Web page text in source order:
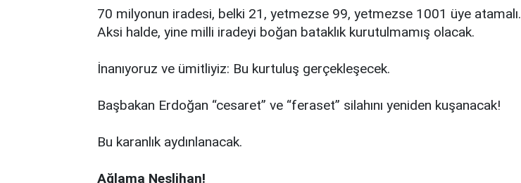
70 milyonun iradesi, belki 21, yetmezse 99, yetmezse 1001 üye atamalı.
Aksi halde, yine milli iradeyi boğan bataklık kurutulmamış olacak.
İnanıyoruz ve ümitliyiz: Bu kurtuluş gerçekleşecek.
Başbakan Erdoğan “cesaret” ve “feraset” silahını yeniden kuşanacak!
Bu karanlık aydınlanacak.
Ağlama Neslihan!